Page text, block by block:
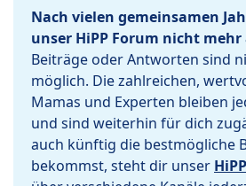
Nach vielen gemeinsamen
unser HiPP Forum nicht
Beiträge oder Antworten sind
möglich. Die zahlreichen,
Mamas und Experten bleiben
und sind weiterhin für dich
auch künftig die bestmögliche
bekommst, steht dir unser